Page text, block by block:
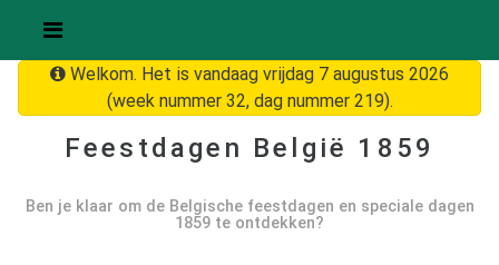
Welkom. Het is vandaag vrijdag 7 augustus 2026
(week nummer 32, dag nummer 219).
Feestdagen België 1859
Ben je klaar om de Belgische feestdagen en speciale dagen
1859 te ontdekken?